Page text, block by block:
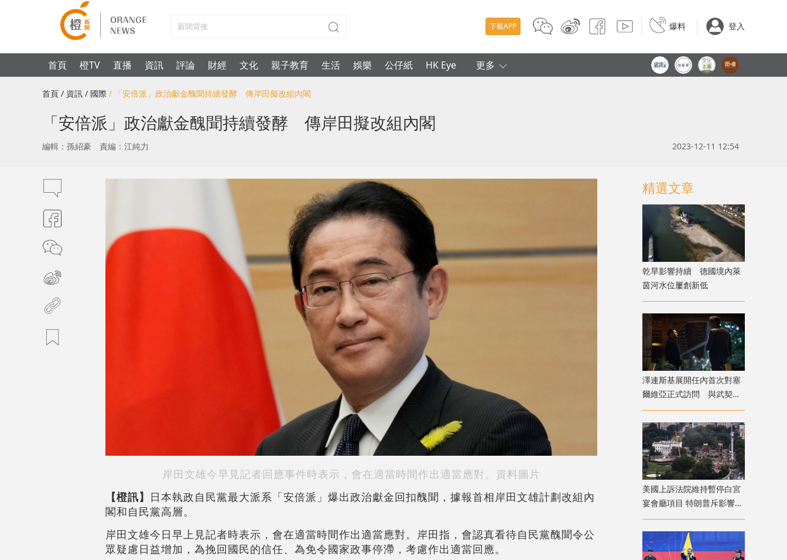
下載APP 爆料 登入
首頁 橙TV 直播 資訊 評論 財經 文化 親子教育 生活 娛樂 公仔紙 HK Eye 更多
首頁 / 資訊 / 國際 / 「安倍派」政治獻金醜聞持續發酵 傳岸田擬改組內閣
「安倍派」政治獻金醜聞持續發酵 傳岸田擬改組內閣
編輯：孫紹豪 責編：江純力 2023-12-11 12:54
岸田文雄今早見記者回應事件時表示，會在適當時間作出適當應對。資料圖片
【橙訊】 日本執政自民黨最大派系「安倍派」爆出政治獻金回扣醜聞，據報首相岸田文雄計劃改組內
閣和自民黨高層。
岸田文雄今日早上見記者時表示，會在適當時間作出適當應對。岸田指，會認真看待自民黨醜聞令公
眾疑慮日益增加，為挽回國民的信任、為免令國家政事停滯，考慮作出適當回應。
精選文章
乾旱影響持續 德國境內萊
茵河水位屢創新低
澤連斯基展開任內首次對塞
爾維亞正式訪問 與武契奇
會面
美國上訴法院維持暫停白宮
宴會廳項目 特朗普斥影響國
家安全揚言上訴